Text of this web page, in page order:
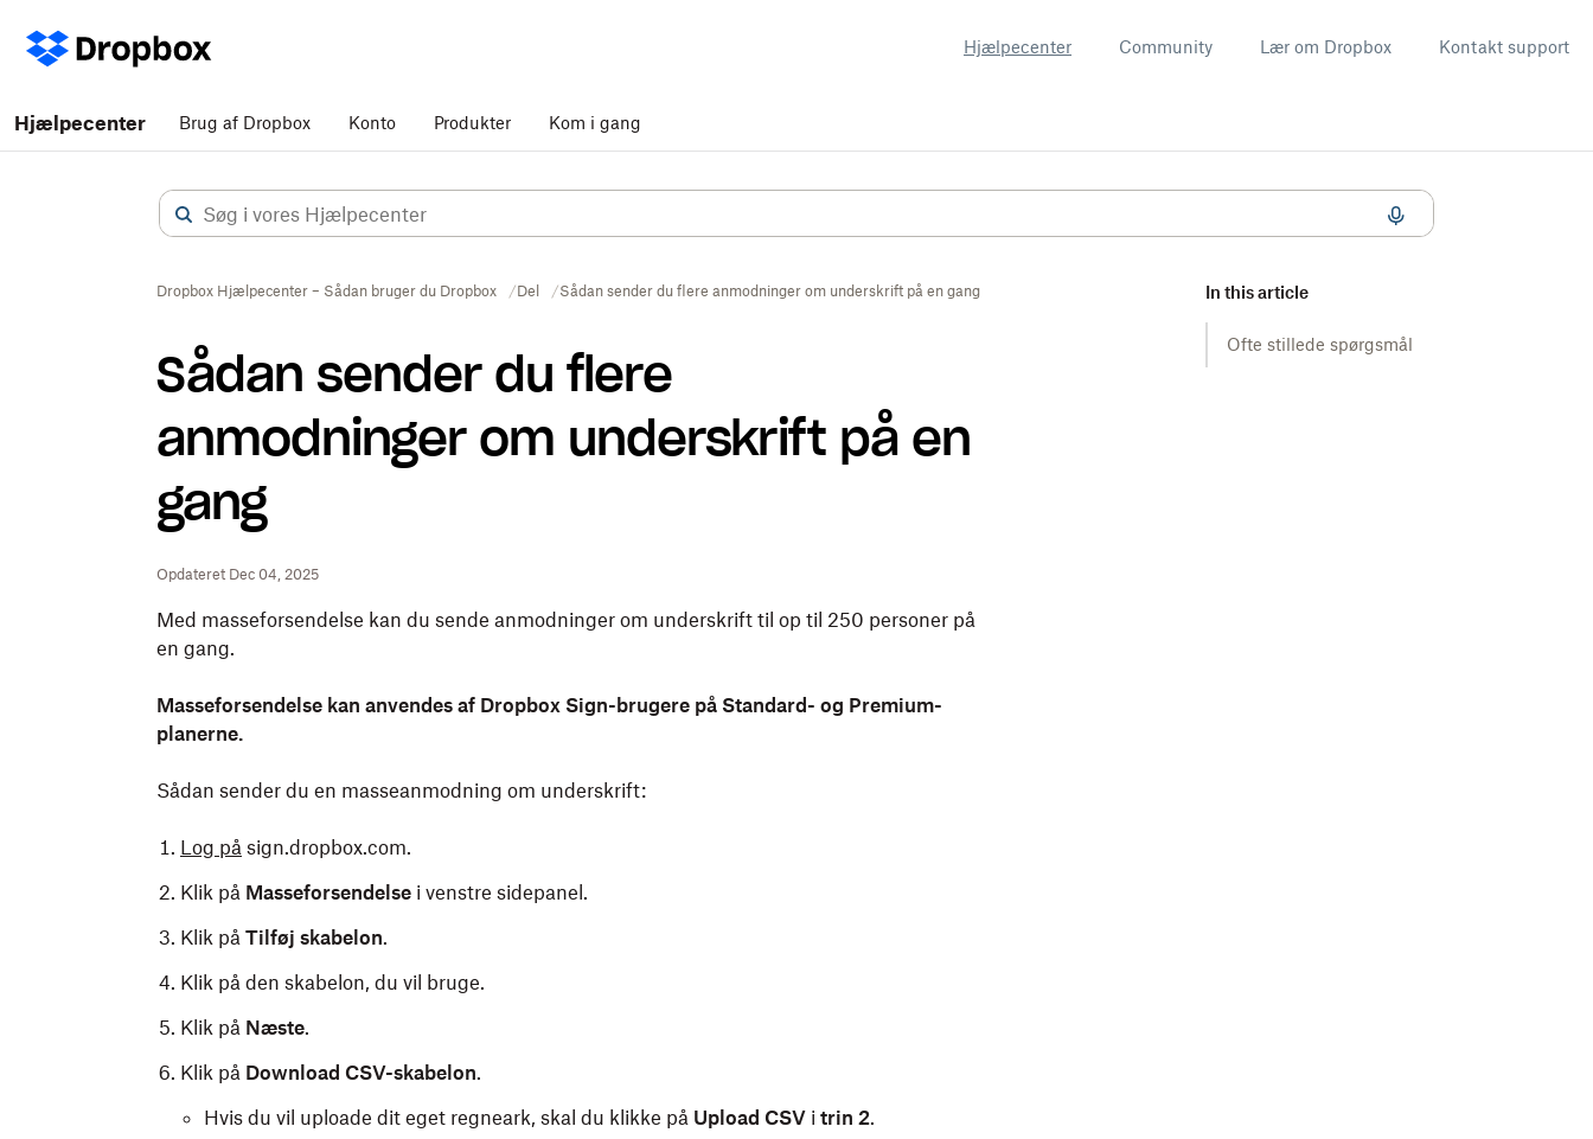
Hjælpecenter Community Lær om Dropbox Kontakt support
Hjælpecenter Brug af Dropbox Konto Produkter Kom i gang
Dropbox Hjælpecenter – Sådan bruger du Dropbox Del Sådan sender du flere anmodninger om underskrift på en gang
Sådan sender du flere
anmodninger om underskrift på en
gang
Opdateret Dec 04, 2025
In this article
Ofte stillede spørgsmål
Med masseforsendelse kan du sende anmodninger om underskrift til op til 250 personer på
en gang.
Masseforsendelse kan anvendes af Dropbox Sign-brugere på Standard- og Premium-
planerne.
Sådan sender du en masseanmodning om underskrift:
Log på sign.dropbox.com.
Klik på Masseforsendelse i venstre sidepanel.
Klik på Tilføj skabelon.
Klik på den skabelon, du vil bruge.
Klik på Næste.
Klik på Download CSV-skabelon.
Hvis du vil uploade dit eget regneark, skal du klikke på Upload CSV i trin 2.